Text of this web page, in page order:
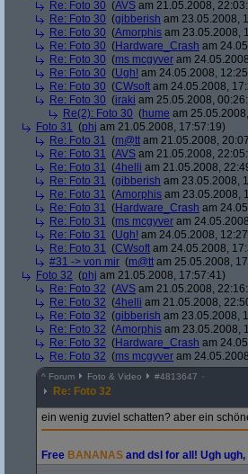
Re: Foto 30 (AVS am 21.05.2008,
Re: Foto 30 (gibberish am 23.05.2008,
Re: Foto 30 (Amorphis am 23.05.2008,
Re: Foto 30 (Hardware_Crash am
Re: Foto 30 (ms mcgyver am
Re: Foto 30 (Ugh! am 24.05.2008,
Re: Foto 30 (CWsoft am 24.05.2008,
Re: Foto 30 (iraki am 25.05.2008,
Re(2): Foto 30 (hume am
Foto 31 (phj am 21.05.2008, 17:57:19)
Re: Foto 31 (m@tt am 21.05.2008,
Re: Foto 31 (AVS am 21.05.2008,
Re: Foto 31 (4helli am 21.05.2008,
Re: Foto 31 (gibberish am 23.05.2008,
Re: Foto 31 (Amorphis am 23.05.2008,
Re: Foto 31 (Hardware_Crash am
Re: Foto 31 (ms mcgyver am
Re: Foto 31 (Ugh! am 24.05.2008,
Re: Foto 31 (CWsoft am 24.05.2008,
#31 -> von mir (m@tt am 25.05.2008,
Foto 32 (phj am 21.05.2008, 17:57:41)
Re: Foto 32 (AVS am 21.05.2008,
Re: Foto 32 (4helli am 21.05.2008,
Re: Foto 32 (gibberish am 23.05.2008,
Re: Foto 32 (Amorphis am 23.05.2008,
Re: Foto 32 (Hardware_Crash am
Re: Foto 32 (ms mcgyver am
^ Forum Foto & Video #4813647
Re: Foto 32
ein wenig zuviel schatten? aber ein
Free BANANAS and dsl for all! Ugh ugh,